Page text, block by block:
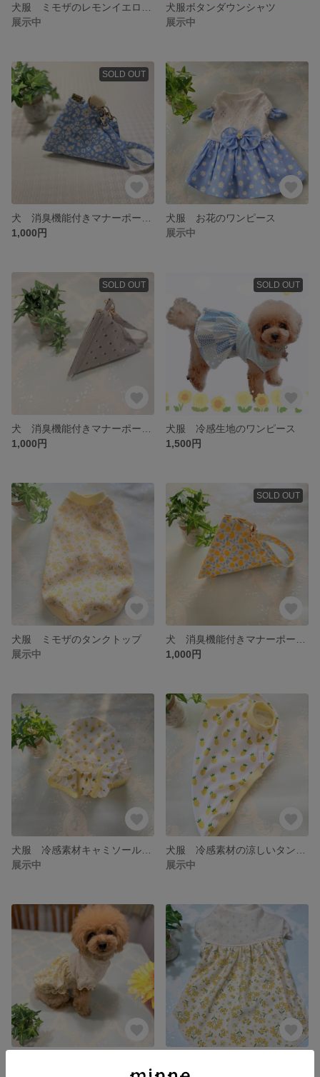
展示中
犬服ボタンダウンシャツ
展示中
SOLD OUT
1,000円
犬服 お花のワンピース
展示中
SOLD OUT
1,000円
SOLD OUT
犬服 冷感生地のワンピース
1,500円
犬服 ミモザのタンクトップ
展示中
SOLD OUT
1,000円
展示中
展示中